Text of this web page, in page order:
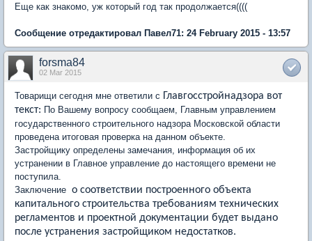
Еще как знакомо, уж который год так продолжается((((
Сообщение отредактировал Павел71: 24 February 2015 - 13:57
forsma84
02 Mar 2015
Товарищи сегодня мне ответили с Главгосстройнадзора вот
текст: По Вашему вопросу сообщаем, Главным управлением
государственного строительного надзора Московской области
проведена итоговая проверка на данном объекте.
Застройщику определены замечания, информация об их
устранении в Главное управление до настоящего времени не
поступила.
Заключение о соответствии построенного объекта
капитального строительства требованиям технических
регламентов и проектной документации будет выдано
после устранения застройщиком недостатков.